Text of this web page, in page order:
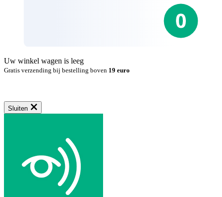
Uw winkel wagen is leeg
Gratis verzending bij bestelling boven 19 euro
Sluiten